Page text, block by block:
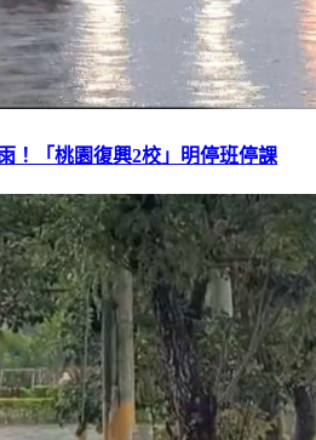
！「桃園復興2校」明停班停課